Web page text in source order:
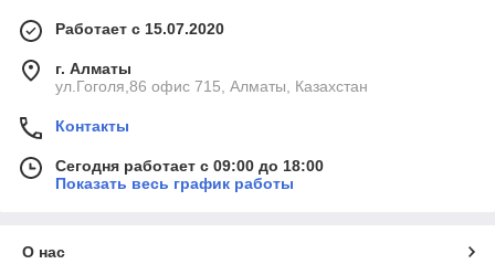
Работает с 15.07.2020
г. Алматы
ул.Гоголя,86 офис 715, Алматы, Казахстан
Контакты
Сегодня работает с 09:00 до 18:00
Показать весь график работы
О нас